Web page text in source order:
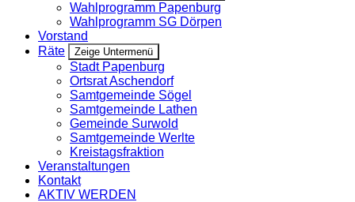
Wahlprogramm Papenburg
Wahlprogramm SG Dörpen
Vorstand
Räte
Zeige Untermenü
Stadt Papenburg
Ortsrat Aschendorf
Samtgemeinde Sögel
Samtgemeinde Lathen
Gemeinde Surwold
Samtgemeinde Werlte
Kreistagsfraktion
Veranstaltungen
Kontakt
AKTIV WERDEN